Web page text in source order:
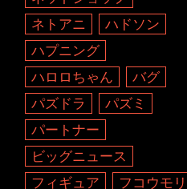
ネトアニ
ハドソン
ハプニング
ハロロちゃん
バグ
パズドラ
パズミ
パートナー
ビッグニュース
フィギュア
フコウモリ